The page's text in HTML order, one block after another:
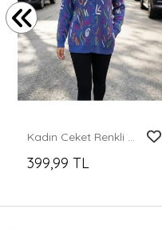
Kadın Ceket Renkli Desenli V Yaka Düğmeli Kadın Ceket
399,99 TL